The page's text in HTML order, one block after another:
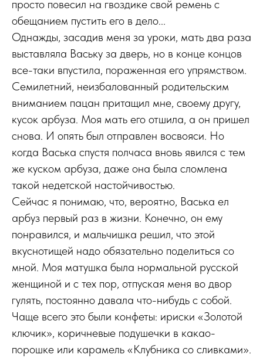
просто повесил на гвоздике свой ремень с
обещанием пустить его в дело...
Однажды, засадив меня за уроки, мать два раза
выставляла Ваську за дверь, но в конце концов
все-таки впустила, пораженная его упрямством.
Семилетний, неизбалованный родительским
вниманием пацан притащил мне, своему другу,
кусок арбуза. Моя мать его отшила, а он пришел
снова. И опять был отправлен восвояси. Но
когда Васька спустя полчаса вновь явился с тем
же куском арбуза, даже она была сломлена
такой недетской настойчивостью.
Сейчас я понимаю, что, вероятно, Васька ел
арбуз первый раз в жизни. Конечно, он ему
понравился, и мальчишка решил, что этой
вкуснотищей надо обязательно поделиться со
мной. Моя матушка была нормальной русской
женщиной и с тех пор, отпуская меня во двор
гулять, постоянно давала что-нибудь с собой.
Чаще всего это были конфеты: ириски «Золотой
ключик», коричневые подушечки в какао-
порошке или карамель «Клубника со сливками».